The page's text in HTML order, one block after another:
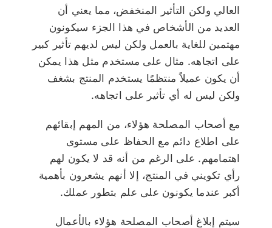
العالي ولكن التأثير المنخفض، مما يعني أن
العديد من الأشخاص في هذا الجزء سيكونون
مهتمين للغاية بالعمل ولكن ليس لديهم تأثير كبير
على اتجاهه. مثال على مستخدم مثل هذا يمكن
أن يكون عميلاً منتظمًا يستخدم المنتج بشغف
ولكن ليس له أي تأثير على اتجاهه.
مع أصحاب المصلحة هؤلاء، من المهم إبقائهم
على اطلاع دائم مع الحفاظ على مستوى
اهتمامهم. على الرغم من أنه قد لا يكون لهم
رأي تكويني في المنتج، إلا أنهم يشعرون بأهمية
أكبر عندما يكونون على علم بتطور عملك.
سيتم إبلاغ أصحاب المصلحة هؤلاء بالأعمال